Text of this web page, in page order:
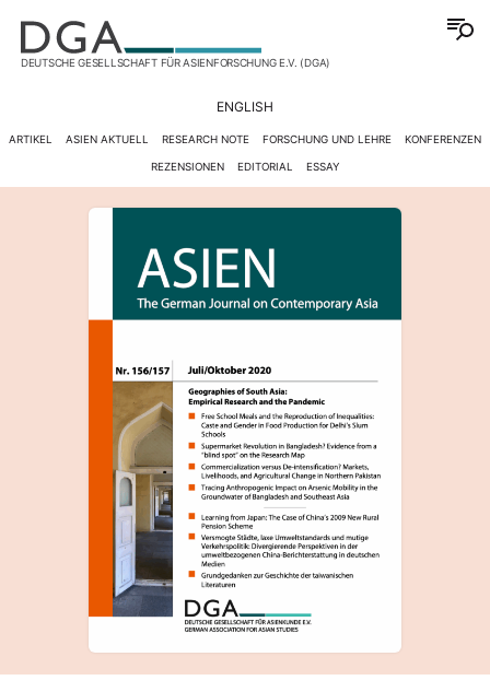
DEUTSCHE GESELLSCHAFT FÜR ASIENFORSCHUNG E.V. (DGA)
ENGLISH
ARTIKEL ASIEN AKTUELL RESEARCH NOTE FORSCHUNG UND LEHRE KONFERENZEN
REZENSIONEN EDITORIAL ESSAY